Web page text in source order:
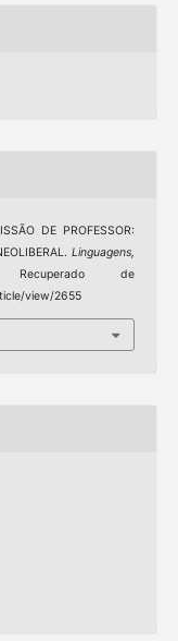
DE PROFESSOR:
Linguagens,
de
view/2655